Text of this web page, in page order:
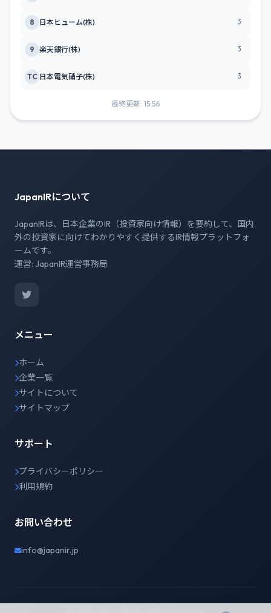
8 日本ヒューム(株) 3
9 楽天銀行(株) 3
TC 日本電気硝子(株) 3
最終更新: 15:56
JapanIRについて
JapanIRは、日本企業のIR（投資家向け情報）を要約して、国内
外の投資家に向けてわかりやすく提供するIR情報プラットフォ
ームです。
運営: JapanIR運営事務局
メニュー
ホーム
企業一覧
サイトについて
サイトマップ
サポート
プライバシーポリシー
利用規約
お問い合わせ
info@japanir.jp